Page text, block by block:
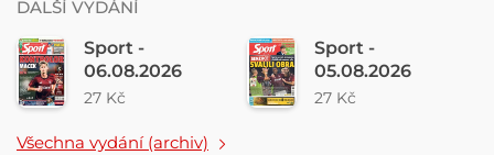
DALŠÍ VYDÁNÍ
Sport -
06.08.2026
27 Kč
Sport -
05.08.2026
27 Kč
Všechna vydání (archiv)